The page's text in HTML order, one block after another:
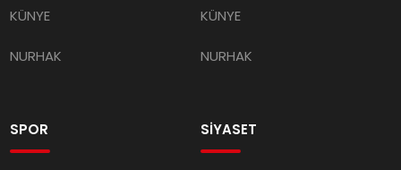
KÜNYE
NURHAK
KÜNYE
NURHAK
SPOR SİYASET